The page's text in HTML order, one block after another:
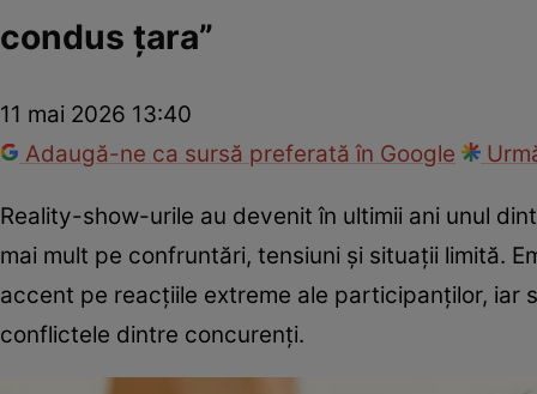
condus țara”
11 mai 2026 13:40
Adaugă-ne ca sursă preferată în Google
Reality-show-urile au devenit în ultimii ani unul
mai mult pe confruntări, tensiuni și situații limită.
accent pe reacțiile extreme ale participanților, iar
conflictele dintre concurenți.